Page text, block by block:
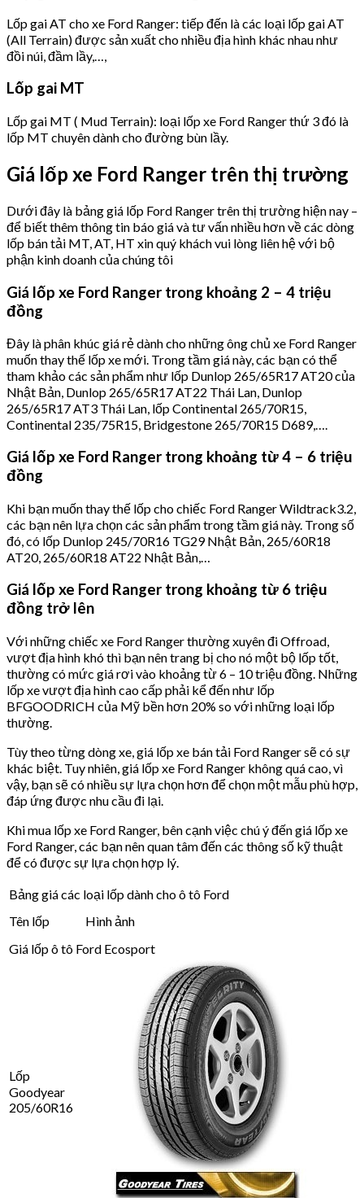
Lốp gai AT cho xe Ford Ranger: tiếp đến là các loại lốp gai AT
(All Terrain) được sản xuất cho nhiều địa hình khác nhau như
đồi núi, đầm lầy,…,
Lốp gai MT
Lốp gai MT ( Mud Terrain): loại lốp xe Ford Ranger thứ 3 đó là
lốp MT chuyên dành cho đường bùn lầy.
Giá lốp xe Ford Ranger trên thị trường
Dưới đây là bảng giá lốp Ford Ranger trên thị trường hiện nay –
để biết thêm thông tin báo giá và tư vấn nhiều hơn về các dòng
lốp bán tải MT, AT, HT xin quý khách vui lòng liên hệ với bộ
phận kinh doanh của chúng tôi
Giá lốp xe Ford Ranger trong khoảng 2 – 4 triệu
đồng
Đây là phân khúc giá rẻ dành cho những ông chủ xe Ford Ranger
muốn thay thế lốp xe mới. Trong tầm giá này, các bạn có thể
tham khảo các sản phẩm như lốp Dunlop 265/65R17 AT20 của
Nhật Bản, Dunlop 265/65R17 AT22 Thái Lan, Dunlop
265/65R17 AT3 Thái Lan, lốp Continental 265/70R15,
Continental 235/75R15, Bridgestone 265/70R15 D689,….
Giá lốp xe Ford Ranger trong khoảng từ 4 – 6 triệu
đồng
Khi bạn muốn thay thế lốp cho chiếc Ford Ranger Wildtrack3.2,
các bạn nên lựa chọn các sản phẩm trong tầm giá này. Trong số
đó, có lốp Dunlop 245/70R16 TG29 Nhật Bản, 265/60R18
AT20, 265/60R18 AT22 Nhật Bản,…
Giá lốp xe Ford Ranger trong khoảng từ 6 triệu
đồng trở lên
Với những chiếc xe Ford Ranger thường xuyên đi Offroad,
vượt địa hình khó thì bạn nên trang bị cho nó một bộ lốp tốt,
thường có mức giá rơi vào khoảng từ 6 – 10 triệu đồng. Những
lốp xe vượt địa hình cao cấp phải kể đến như lốp
BFGOODRICH của Mỹ bền hơn 20% so với những loại lốp
thường.
Tùy theo từng dòng xe, giá lốp xe bán tải Ford Ranger sẽ có sự
khác biệt. Tuy nhiên, giá lốp xe Ford Ranger không quá cao, vì
vậy, bạn sẽ có nhiều sự lựa chọn hơn để chọn một mẫu phù hợp,
đáp ứng được nhu cầu đi lại.
Khi mua lốp xe Ford Ranger, bên cạnh việc chú ý đến giá lốp xe
Ford Ranger, các bạn nên quan tâm đến các thông số kỹ thuật
để có được sự lựa chọn hợp lý.
Bảng giá các loại lốp dành cho ô tô Ford
Tên lốp
Hình ảnh
Giá lốp ô tô Ford Ecosport
Lốp
Goodyear
205/60R16